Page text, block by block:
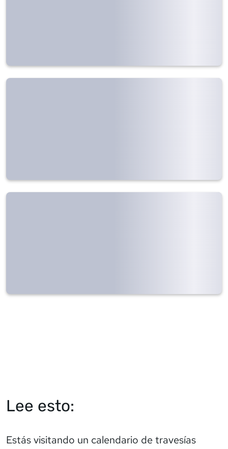
Lee esto:
Estás visitando un calendario de travesías